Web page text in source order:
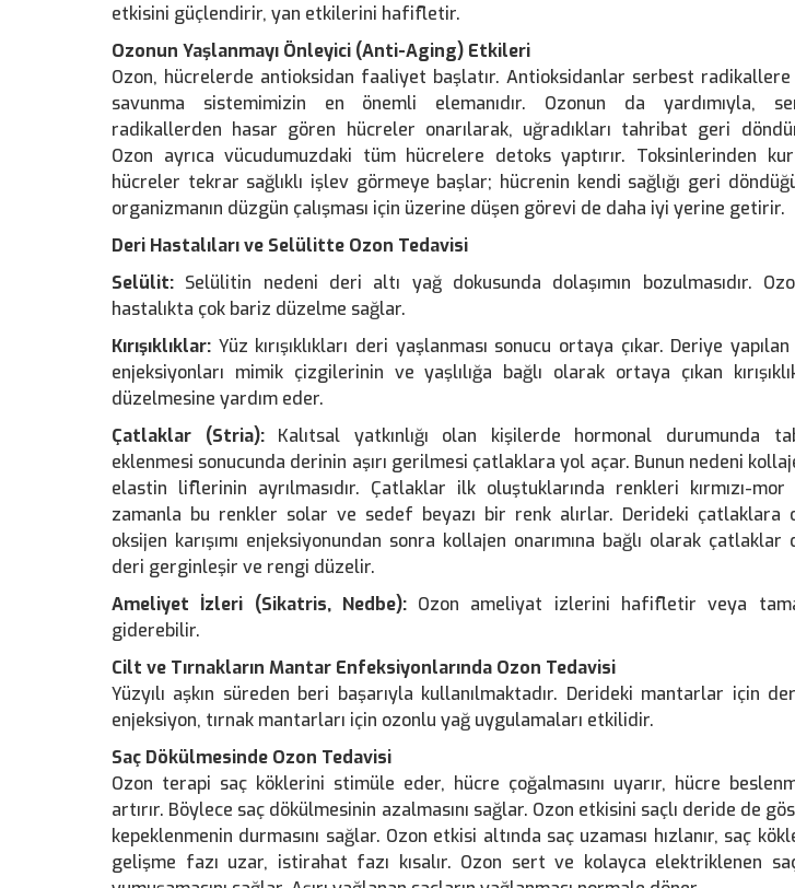
etkisini güçlendirir, yan etkilerini hafifletir.
Ozonun Yaşlanmayı Önleyici (Anti-Aging) Etkileri
Ozon, hücrelerde antioksidan faaliyet başlatır. Antioksidanlar serbest radikallere
savunma sistemimizin en önemli elemanıdır. Ozonun da yardımıyla,
radikallerden hasar gören hücreler onarılarak, uğradıkları tahribat geri
Ozon ayrıca vücudumuzdaki tüm hücrelere detoks yaptırır. Toksinlerinden
hücreler tekrar sağlıklı işlev görmeye başlar; hücrenin kendi sağlığı geri
organizmanın düzgün çalışması için üzerine düşen görevi de daha iyi yerine getirir.
Deri Hastalıları ve Selülitte Ozon Tedavisi
Selülit: Selülitin nedeni deri altı yağ dokusunda dolaşımın bozulmasıdır.
hastalıkta çok bariz düzelme sağlar.
Kırışıklıklar: Yüz kırışıklıkları deri yaşlanması sonucu ortaya çıkar. Deriye
enjeksiyonları mimik çizgilerinin ve yaşlılığa bağlı olarak ortaya çıkan
düzelmesine yardım eder.
Çatlaklar (Stria):Kalıtsal yatkınlığı olan kişilerde hormonal durumunda
eklenmesi sonucunda derinin aşırı gerilmesi çatlaklara yol açar. Bunun nedeni
elastin liflerinin ayrılmasıdır. Çatlaklar ilk oluştuklarında renkleri kırmızı-mor
zamanla bu renkler solar ve sedef beyazı bir renk alırlar. Derideki çatlaklara
oksijen karışımı enjeksiyonundan sonra kollajen onarımına bağlı olarak çatlaklar
deri gerginleşir ve rengi düzelir.
Ameliyet İzleri (Sikatris, Nedbe):Ozon ameliyat izlerini hafifletir veya
giderebilir.
Cilt ve Tırnakların Mantar Enfeksiyonlarında Ozon Tedavisi
Yüzyılı aşkın süreden beri başarıyla kullanılmaktadır. Derideki mantarlar için
enjeksiyon, tırnak mantarları için ozonlu yağ uygulamaları etkilidir.
Saç Dökülmesinde Ozon Tedavisi
Ozon terapi saç köklerini stimüle eder, hücre çoğalmasını uyarır, hücre
artırır. Böylece saç dökülmesinin azalmasını sağlar. Ozon etkisini saçlı deride de
kepeklenmenin durmasını sağlar. Ozon etkisi altında saç uzaması hızlanır, saç
gelişme fazı uzar, istirahat fazı kısalır. Ozon sert ve kolayca elektriklenen